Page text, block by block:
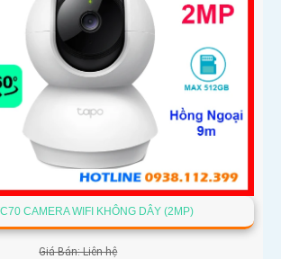
CAMERA WIFI KHÔNG DÂY (2MP)
Giá Bán: Liên hệ